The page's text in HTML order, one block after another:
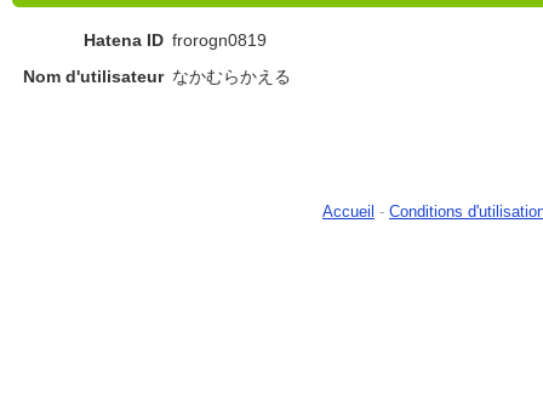
Hatena ID frorogn0819
Nom d'utilisateur なかむらかえる
Accueil - Conditions